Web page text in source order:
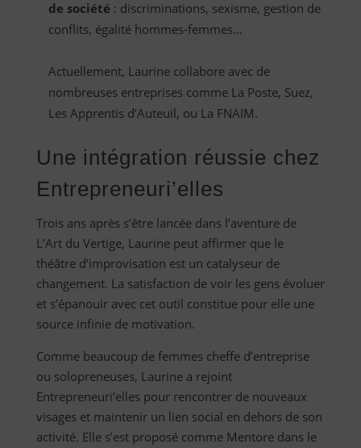
de société : discriminations, sexisme, gestion de
conflits, égalité hommes-femmes…
Actuellement, Laurine collabore avec de
nombreuses entreprises comme La Poste, Suez,
Les Apprentis d’Auteuil, ou La FNAIM.
Une intégration réussie chez
Entrepreneuri’elles
Trois ans après s’être lancée dans l’aventure de
L’Art du Vertige, Laurine peut affirmer que le
théâtre d’improvisation est un catalyseur de
changement. La satisfaction de voir les gens évoluer
et s’épanouir avec cet outil constitue pour elle une
source infinie de motivation.
Comme beaucoup de femmes cheffe d’entreprise
ou solopreneuses, Laurine a rejoint
Entrepreneuri’elles pour rencontrer de nouveaux
visages et maintenir un lien social en dehors de son
activité. Elle s’est proposé comme Mentore dans le